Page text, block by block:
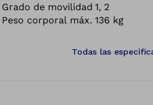
Grado de movilidad 1, 2
Peso corporal máx. 136 kg
Todas las